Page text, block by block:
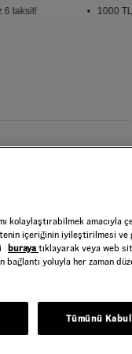
taksit! • 1000 TL
CLASSIC
1.499,00 TL
RENK : Black
Seçiniz
kolaylaştırabilmek amacıyla
sitenin içeriğinin iyileştirilmesi
buraya tıklayarak veya web
bağlantı yoluyla her zaman
Tümünü